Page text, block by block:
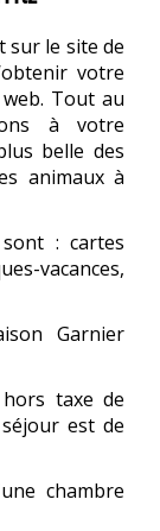
sur le site de
votre
Tout au
à votre
belle des
animaux à
: cartes
vacances,
Garnier
taxe de
est de
chambre